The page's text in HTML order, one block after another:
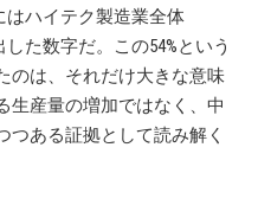
はハイテク製造業全体
した数字だ。この54%という
のは、それだけ大きな意味
生産量の増加ではなく、中
つある証拠として読み解く